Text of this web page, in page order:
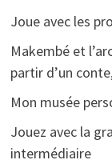
Joue avec les
Makembé et
partir d’un
Mon musée
Jouez avec la
intermédiaire